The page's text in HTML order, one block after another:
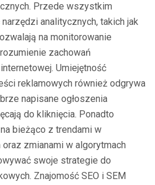
Przede wszystkim
analitycznych, takich jak
na monitorowanie
zachowań
Umiejętność
reklamowych również odgrywa
napisane ogłoszenia
do kliknięcia. Ponadto
bieżąco z trendami w
zmianami w algorytmach
swoje strategie do
Znajomość SEO i SEM